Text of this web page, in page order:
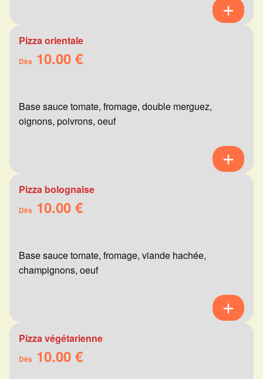
Pizza orientale
Dès 10.00 €
Base sauce tomate, fromage, double merguez,
oignons, poivrons, oeuf
Pizza bolognaise
Dès 10.00 €
Base sauce tomate, fromage, viande hachée,
champignons, oeuf
Pizza végétarienne
Dès 10.00 €